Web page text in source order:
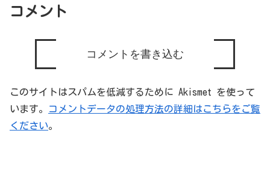
コメント
コメントを書き込む
このサイトはスパムを低減するために Akismet を使って
います。
コメントデータの処理方法の詳細はこちらをご覧
ください。